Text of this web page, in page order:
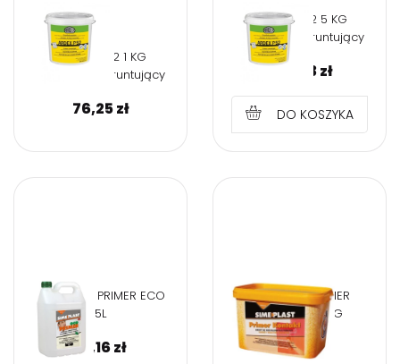
ARDEX P 52 1 KG
Koncentrat gruntujący
76,25zł
ARDEX P 52 5 KG
Koncentrat gruntujący
299,73zł
DO KOSZYKA
SIMEPLAST PRIMER ECO
5L
14,16zł
SIMEPLAST PRIMER
KONTAKT 1,5 KG
24,32zł